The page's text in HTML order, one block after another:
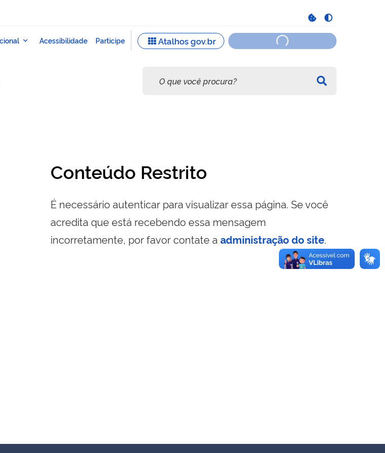
Conteúdo Restrito
É necessário autenticar para visualizar essa página. Se você
acredita que está recebendo essa mensagem
incorretamente, por favor contate a administração do site.